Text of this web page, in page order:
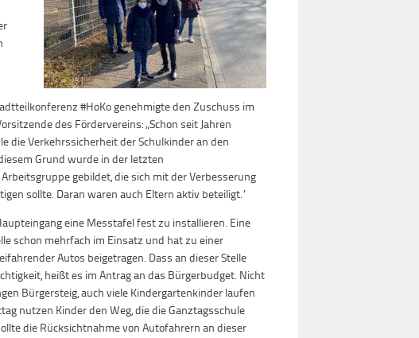
#HoKo genehmigte den Zuschuss im
des Fördervereins: „Schon seit Jahren
die Verkehrssicherheit der Schulkinder an den
Grund wurde in der letzten
gebildet, die sich mit der Verbesserung
sollte. Daran waren auch Eltern aktiv beteiligt.“
eine Messtafel fest zu installieren. Eine
schon mehrfach im Einsatz und hat zu einer
Autos beigetragen. Dass an dieser Stelle
heißt es im Antrag an das Bürgerbudget. Nicht
Bürgersteig, auch viele Kindergartenkinder laufen
nutzen Kinder den Weg, die die Ganztagsschule
die Rücksichtnahme von Autofahrern an dieser